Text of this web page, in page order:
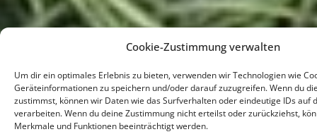
Cookie-Zustimmung verwalten
Um dir ein optimales Erlebnis zu bieten, verwenden wir Technologien wie
Geräteinformationen zu speichern und/oder darauf zuzugreifen. Wenn du
zustimmst, können wir Daten wie das Surfverhalten oder eindeutige IDs auf
verarbeiten. Wenn du deine Zustimmung nicht erteilst oder zurückziehst,
Merkmale und Funktionen beeinträchtigt werden.